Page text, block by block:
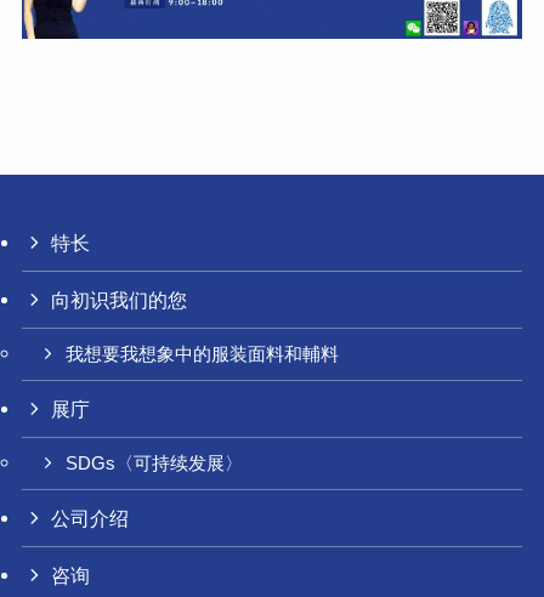
特长
向初识我们的您
我想要我想象中的服装面料和輔料
展庁
SDGs〈可持续发展〉
公司介绍
咨询